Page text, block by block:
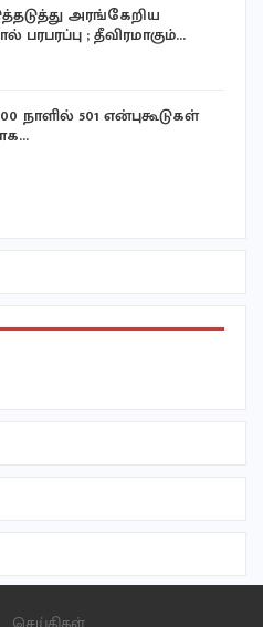
அரங்கேறிய
; தீவிரமாகும்…
நாளில் 501 என்புகூடுகள்